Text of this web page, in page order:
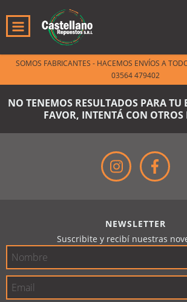
SOMOS FABRICANTES - HACEMOS ENVÍOS A
03564 479402
NO TENEMOS RESULTADOS PARA TU
FAVOR, INTENTÁ CON OTROS
NEWSLETTER
Suscribite y recibí nuestras